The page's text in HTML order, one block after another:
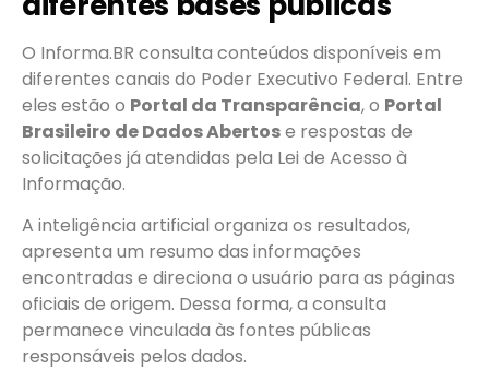
O Informa.BR consulta conteúdos disponíveis em
diferentes canais do Poder Executivo Federal. Entre
eles estão o Portal da Transparência, o Portal
Brasileiro de Dados Abertose respostas de
solicitações já atendidas pela Lei de Acesso à
Informação.
A inteligência artificial organiza os resultados,
apresenta um resumo das informações
encontradas e direciona o usuário para as páginas
oficiais de origem. Dessa forma, a consulta
permanece vinculada às fontes públicas
responsáveis pelos dados.